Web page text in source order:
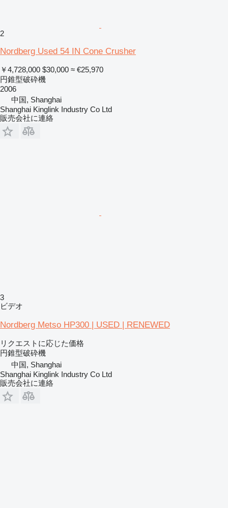
2
Nordberg Used 54 IN Cone Crusher
￥4,728,000 $30,000 ≈ €25,970
円錐型破砕機
2006
中国, Shanghai
Shanghai Kinglink Industry Co Ltd
販売会社に連絡
3
ビデオ
Nordberg Metso HP300 | USED | RENEWED
リクエストに応じた価格
円錐型破砕機
中国, Shanghai
Shanghai Kinglink Industry Co Ltd
販売会社に連絡